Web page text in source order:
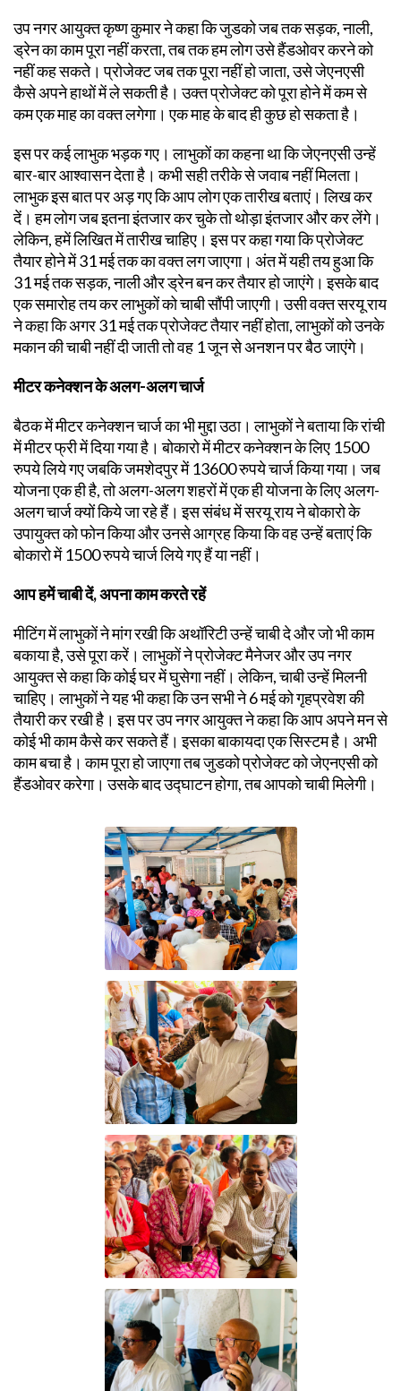
उप नगर आयुक्त कृष्ण कुमार ने कहा कि जुडको जब तक सड़क, नाली,
ड्रेन का काम पूरा नहीं करता, तब तक हम लोग उसे हैंडओवर करने को
नहीं कह सकते। प्रोजेक्ट जब तक पूरा नहीं हो जाता, उसे जेएनएसी
कैसे अपने हाथों में ले सकती है। उक्त प्रोजेक्ट को पूरा होने में कम से
कम एक माह का वक्त लगेगा। एक माह के बाद ही कुछ हो सकता है।
इस पर कई लाभुक भड़क गए। लाभुकों का कहना था कि जेएनएसी उन्हें
बार-बार आश्वासन देता है। कभी सही तरीके से जवाब नहीं मिलता।
लाभुक इस बात पर अड़ गए कि आप लोग एक तारीख बताएं। लिख कर
दें। हम लोग जब इतना इंतजार कर चुके तो थोड़ा इंतजार और कर लेंगे।
लेकिन, हमें लिखित में तारीख चाहिए। इस पर कहा गया कि प्रोजेक्ट
तैयार होने में 31 मई तक का वक्त लग जाएगा। अंत में यही तय हुआ कि
31 मई तक सड़क, नाली और ड्रेन बन कर तैयार हो जाएंगे। इसके बाद
एक समारोह तय कर लाभुकों को चाबी सौंपी जाएगी। उसी वक्त सरयू राय
ने कहा कि अगर 31 मई तक प्रोजेक्ट तैयार नहीं होता, लाभुकों को उनके
मकान की चाबी नहीं दी जाती तो वह 1 जून से अनशन पर बैठ जाएंगे।
मीटर कनेक्शन के अलग-अलग चार्ज
बैठक में मीटर कनेक्शन चार्ज का भी मुद्दा उठा। लाभुकों ने बताया कि रांची
में मीटर फ्री में दिया गया है। बोकारो में मीटर कनेक्शन के लिए 1500
रुपये लिये गए जबकि जमशेदपुर में 13600 रुपये चार्ज किया गया। जब
योजना एक ही है, तो अलग-अलग शहरों में एक ही योजना के लिए अलग-
अलग चार्ज क्यों किये जा रहे हैं। इस संबंध में सरयू राय ने बोकारो के
उपायुक्त को फोन किया और उनसे आग्रह किया कि वह उन्हें बताएं कि
बोकारो में 1500 रुपये चार्ज लिये गए हैं या नहीं।
आप हमें चाबी दें, अपना काम करते रहें
मीटिंग में लाभुकों ने मांग रखी कि अथॉरिटी उन्हें चाबी दे और जो भी काम
बकाया है, उसे पूरा करें। लाभुकों ने प्रोजेक्ट मैनेजर और उप नगर
आयुक्त से कहा कि कोई घर में घुसेगा नहीं। लेकिन, चाबी उन्हें मिलनी
चाहिए। लाभुकों ने यह भी कहा कि उन सभी ने 6 मई को गृहप्रवेश की
तैयारी कर रखी है। इस पर उप नगर आयुक्त ने कहा कि आप अपने मन से
कोई भी काम कैसे कर सकते हैं। इसका बाकायदा एक सिस्टम है। अभी
काम बचा है। काम पूरा हो जाएगा तब जुडको प्रोजेक्ट को जेएनएसी को
हैंडओवर करेगा। उसके बाद उद्घाटन होगा, तब आपको चाबी मिलेगी।